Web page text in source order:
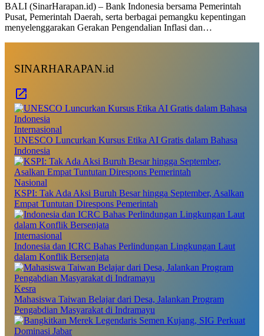
BALI (SinarHarapan.id) – Bank Indonesia bersama Pemerintah
Pusat, Pemerintah Daerah, serta berbagai pemangku kepentingan
menyelenggarakan Gerakan Pengendalian Inflasi dan…
SINARHARAPAN.id
Internasional
UNESCO Luncurkan Kursus Etika AI Gratis dalam Bahasa
Indonesia
Nasional
KSPI: Tak Ada Aksi Buruh Besar hingga September, Asalkan
Empat Tuntutan Direspons Pemerintah
Internasional
Indonesia dan ICRC Bahas Perlindungan Lingkungan Laut
dalam Konflik Bersenjata
Kesra
Mahasiswa Taiwan Belajar dari Desa, Jalankan Program
Pengabdian Masyarakat di Indramayu